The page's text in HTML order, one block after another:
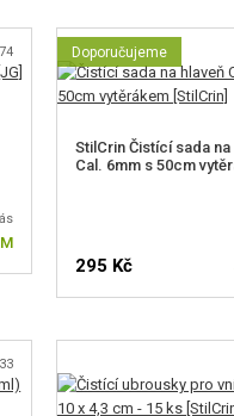
Doporučujeme
StilCrin Čistící sada na
Cal. 6mm s 50cm
295 Kč